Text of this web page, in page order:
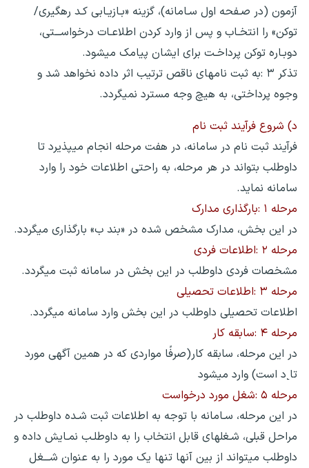
آزمون (در صـفحه اول سـامانه)، گزینه «بـازیـابی کـد رهگیری/
توکن» را انتخـاب و پس از وارد کردن اطلاعـات درخواســـتی،
دوبـاره توکن پرداخـت برای ایشان پیامک میشود.
تذکر ۳ :به ثبت نامهای ناقص ترتیب اثر داده نخواهد شد و
وجوه پرداختی، به هیچ وجه مسترد نمیگردد.
د) شروع فرآیند ثبت نام
فرآیند ثبت نام در سامانه، در هفت مرحله انجام میپذیرد تا
داوطلب بتواند در هر مرحله، به راحتی اطلاعات خود را وارد
سامانه نماید.
مرحله ۱ :بارگذاری مدارک
در این بخش، مدارک مشخص شده در «بند ب» بارگذاری میگردد.
مرحله ۲ :اطلاعات فردی
مشخصات فردی داوطلب در این بخش در سامانه ثبت میگردد.
مرحله ۳ :اطلاعات تحصیلی
اطلاعات تحصیلی داوطلب در این بخش وارد سامانه میگردد.
مرحله ۴ :سابقه کار
در این مرحله، سابقه کار(صرفًا مواردی که در همین آگهی مورد
تا˻د است) وارد میشود
مرحله ۵ :شغل مورد درخواست
در این مرحله، سـامانه با توجه به اطلاعات ثبت شـده داوطلب در
مراحل قبلی، شـغلهای قابل انتخاب را به داوطلـب نمـایش داده و
داوطلب میتواند از بین آنها تنها یک مورد را به عنوان شـــغل